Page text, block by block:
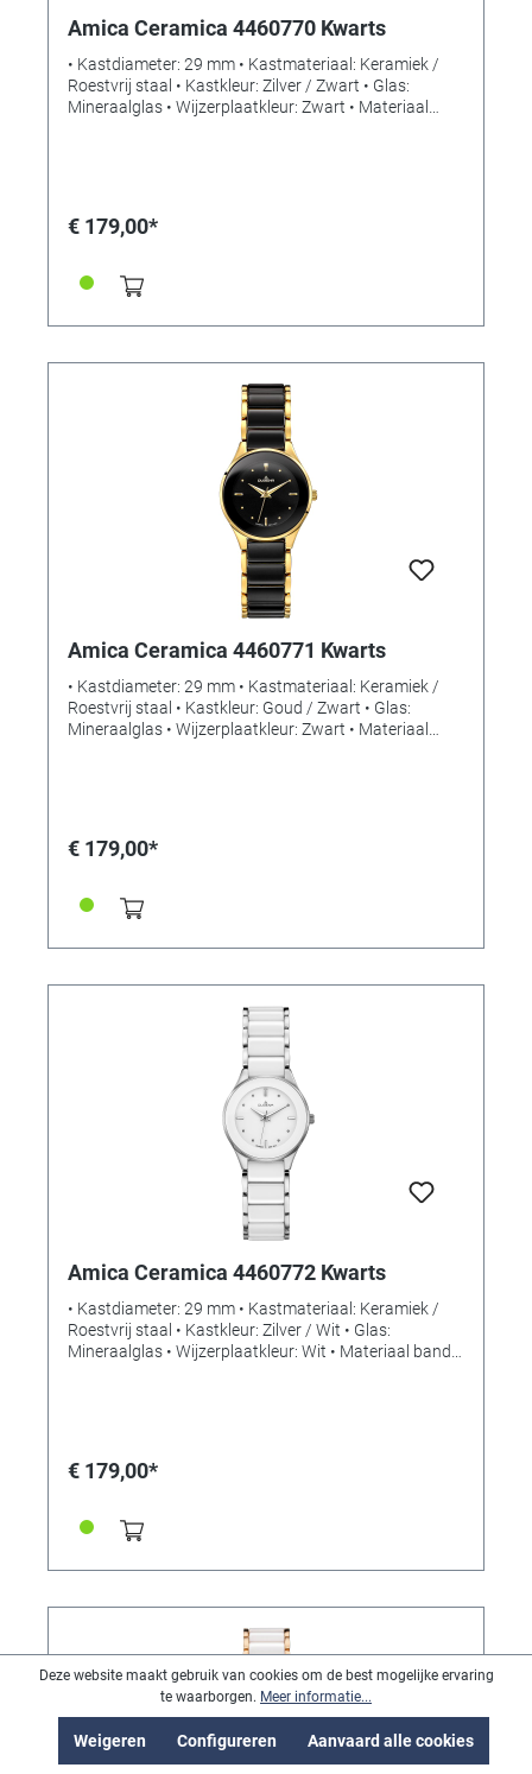
Amica Ceramica 4460770 Kwarts
• Kastdiameter: 29 mm • Kastmateriaal: Keramiek /
Roestvrij staal • Kastkleur: Zilver / Zwart • Glas:
Mineraalglas • Wijzerplaatkleur: Zwart • Materiaal
€ 179,00*
Amica Ceramica 4460771 Kwarts
• Kastdiameter: 29 mm • Kastmateriaal: Keramiek /
Roestvrij staal • Kastkleur: Goud / Zwart • Glas:
Mineraalglas • Wijzerplaatkleur: Zwart • Materiaal
€ 179,00*
Amica Ceramica 4460772 Kwarts
• Kastdiameter: 29 mm • Kastmateriaal: Keramiek /
Roestvrij staal • Kastkleur: Zilver / Wit • Glas:
Mineraalglas • Wijzerplaatkleur: Wit • Materiaal band:
€ 179,00*
Deze website maakt gebruik van cookies om de best mogelijke ervaring
te waarborgen. Meer informatie...
Weigeren Configureren Aanvaard alle cookies